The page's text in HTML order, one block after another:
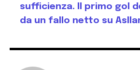
sufficienza. Il primo gol
da un fallo netto su